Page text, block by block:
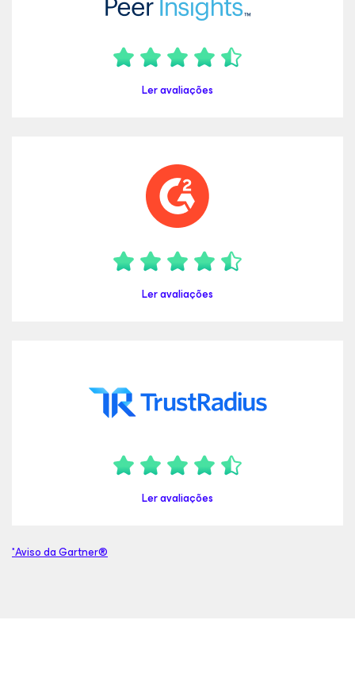
Ler avaliações
Ler avaliações
Ler avaliações
*Aviso da Gartner®